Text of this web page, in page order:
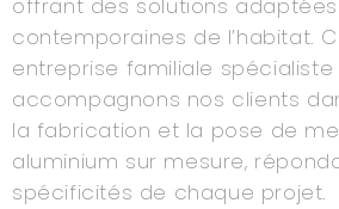
offrant des solutions
contemporaines de l’habitat.
entreprise familiale spécialiste
accompagnons nos clients
la fabrication et la pose de
aluminium sur mesure,
spécificités de chaque projet.